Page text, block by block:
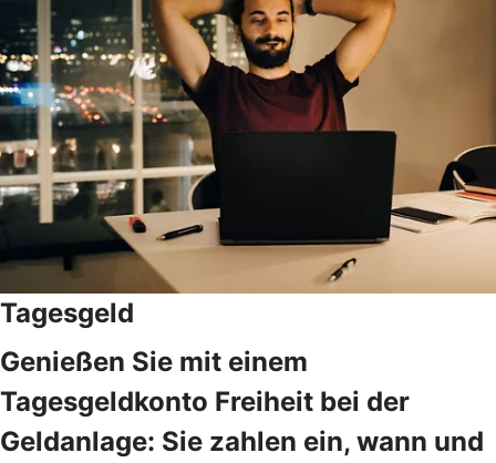
Tagesgeld
Genießen Sie mit einem
Tagesgeldkonto Freiheit bei der
Geldanlage: Sie zahlen ein, wann und